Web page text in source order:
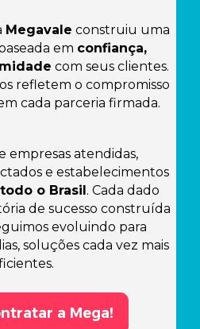
Megavale construiu uma
em confiança,
com seus clientes.
refletem o compromisso
cada parceria firmada.
empresas atendidas,
e estabelecimentos
o Brasil . Cada dado
de sucesso construída
evoluindo para
soluções cada vez mais
a Mega!